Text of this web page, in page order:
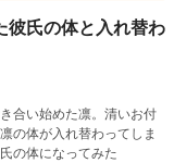
彼氏の体と入れ替わ
合い始めた凛。清いお付
の体が入れ替わってしま
の体になってみた